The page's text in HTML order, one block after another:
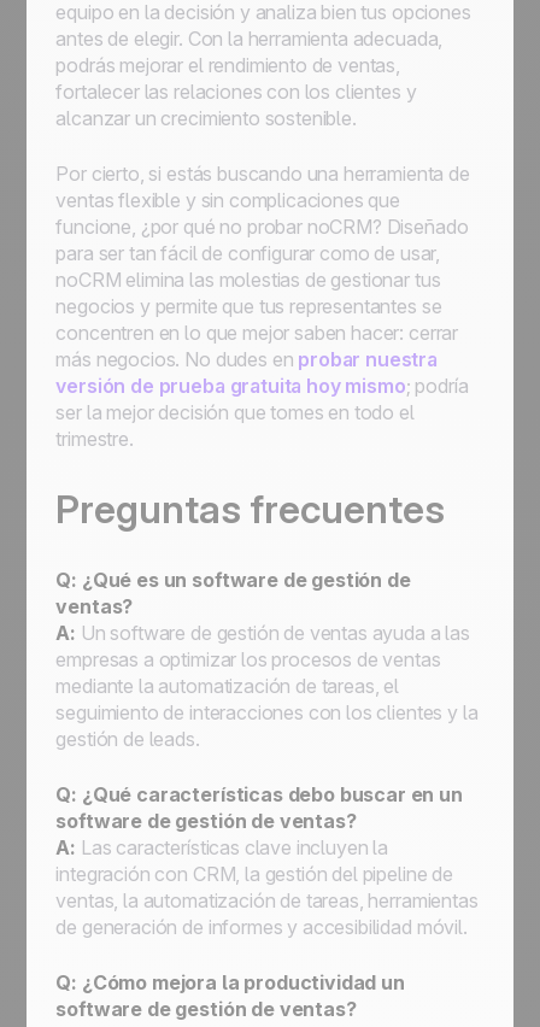
equipo en la decisión y analiza bien tus opciones
antes de elegir. Con la herramienta adecuada,
podrás mejorar el rendimiento de ventas,
fortalecer las relaciones con los clientes y
alcanzar un crecimiento sostenible.
Por cierto, si estás buscando una herramienta de
ventas flexible y sin complicaciones que
funcione, ¿por qué no probar noCRM? Diseñado
para ser tan fácil de configurar como de usar,
noCRM elimina las molestias de gestionar tus
negocios y permite que tus representantes se
concentren en lo que mejor saben hacer: cerrar
más negocios. No dudes en probar nuestra
versión de prueba gratuita hoy mismo; podría
ser la mejor decisión que tomes en todo el
trimestre.
Preguntas frecuentes
Q: ¿Qué es un software de gestión de
ventas?
A: Un software de gestión de ventas ayuda a las
empresas a optimizar los procesos de ventas
mediante la automatización de tareas, el
seguimiento de interacciones con los clientes y la
gestión de leads.
Q: ¿Qué características debo buscar en un
software de gestión de ventas?
A: Las características clave incluyen la
integración con CRM, la gestión del pipeline de
ventas, la automatización de tareas, herramientas
de generación de informes y accesibilidad móvil.
Q: ¿Cómo mejora la productividad un
software de gestión de ventas?